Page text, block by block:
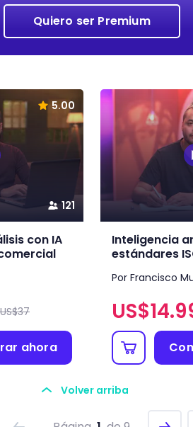
Quiero ser Premium
121
5.00
con IA
US$37
ahora
Inteligencia
estándares
Por Francisco
US$
Volver arriba